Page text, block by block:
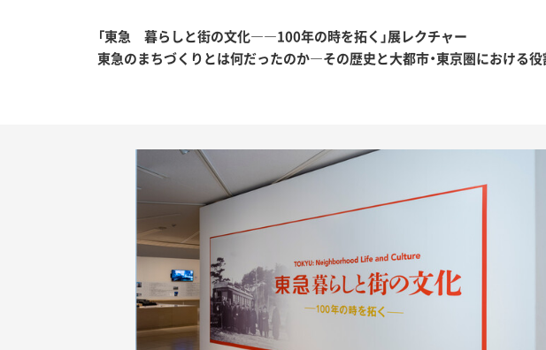
「東急 暮らしと街の文化――100年の時を拓く」展レクチャー
東急のまちづくりとは何だったのか―その歴史と大都市・東京圏における役